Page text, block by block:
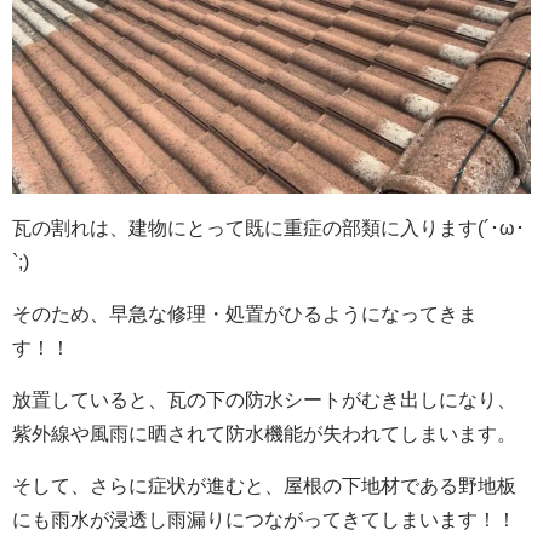
瓦の割れは、建物にとって既に重症の部類に入ります(´･ω･
`;)
そのため、早急な修理・処置がひるようになってきま
す！！
放置していると、瓦の下の防水シートがむき出しになり、
紫外線や風雨に晒されて防水機能が失われてしまいます。
そして、さらに症状が進むと、屋根の下地材である野地板
にも雨水が浸透し雨漏りにつながってきてしまいます！！